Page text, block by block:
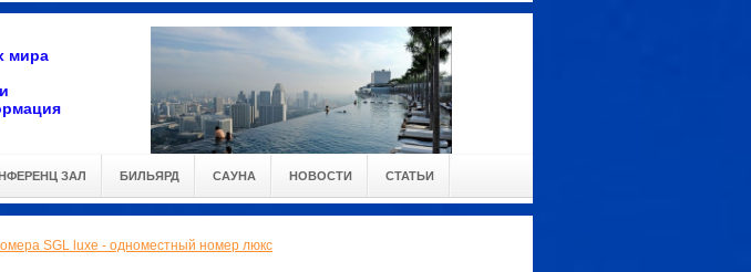
мира
ЗАЛ БИЛЬЯРД САУНА НОВОСТИ СТАТЬИ
SGL luxe - одноместный номер люкс